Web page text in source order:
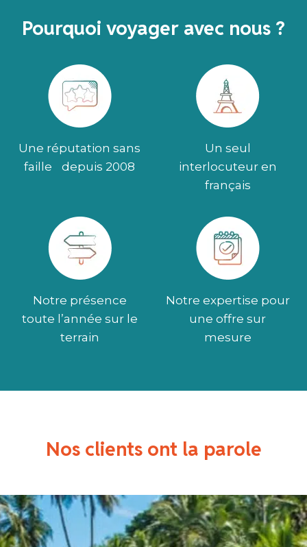
Pourquoi voyager avec nous ?
Une réputation sans
faille depuis 2008
Un seul
interlocuteur en
français
Notre présence
toute l’année sur le
terrain
Notre expertise pour
une offre sur
mesure
Nos clients ont la parole